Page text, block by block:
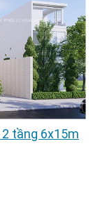
tầng 6x15m